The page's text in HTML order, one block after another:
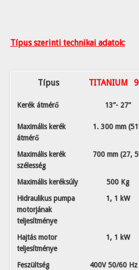
Típus szerinti technikai adatok:
Típus TITANIUM
Kerék átmérő 13”- 27”
Maximális kerék
átmérő
1. 300 mm
Maximális kerék
szélesség
700 mm (27,
Maximális keréksúly 500 Kg
Hidraulikus pumpa
motorjának
teljesítménye
1, 1 kW
Hajtás motor
teljesítménye
1, 1 kW
Feszültség 400V 50/60 Hz